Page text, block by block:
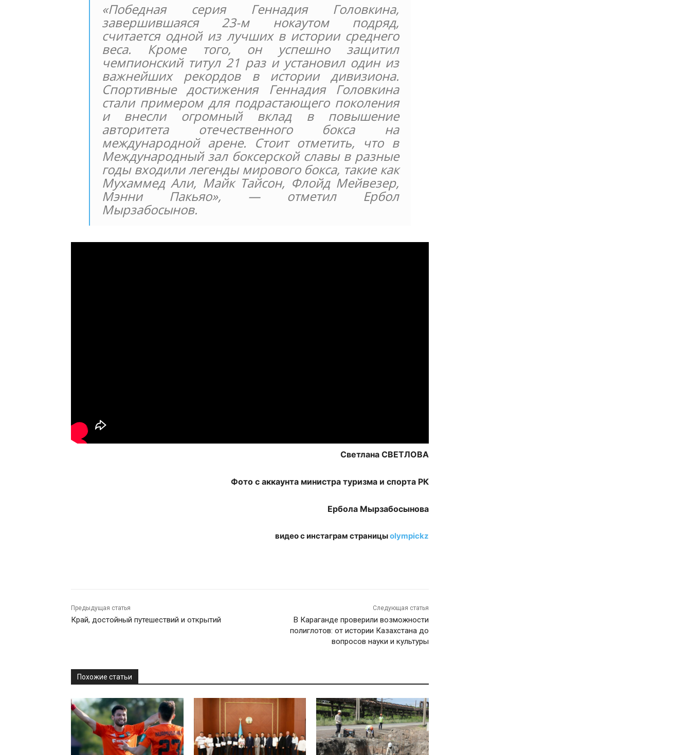
«Победная серия Геннадия Головкина,
завершившаяся 23-м нокаутом подряд,
считается одной из лучших в истории среднего
веса. Кроме того, он успешно защитил
чемпионский титул 21 раз и установил один из
важнейших рекордов в истории дивизиона.
Спортивные достижения Геннадия Головкина
стали примером для подрастающего поколения
и внесли огромный вклад в повышение
авторитета отечественного бокса на
международной арене. Стоит отметить, что в
Международный зал боксерской славы в разные
годы входили легенды мирового бокса, такие как
Мухаммед Али, Майк Тайсон, Флойд Мейвезер,
Мэнни Пакьяо», — отметил Ербол
Мырзабосынов.
Светлана СВЕТЛОВА
Фото с аккаунта министра туризма и спорта РК
Ербола Мырзабосынова
видео с инстаграм страницыolympickz
Предыдущая статья
Край, достойный путешествий и открытий
Следующая статья
В Караганде проверили возможности
полиглотов: от истории Казахстана до
вопросов науки и культуры
Похожие статьи